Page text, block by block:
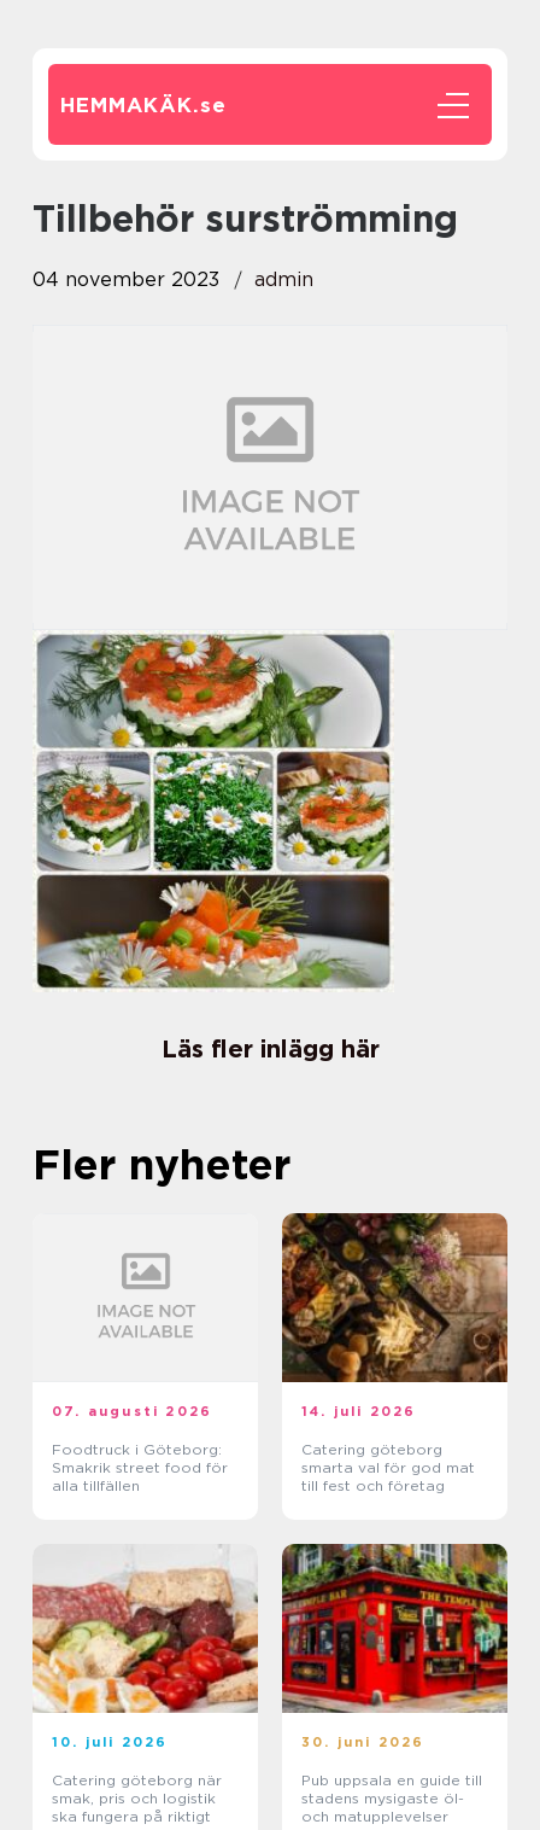
HEMMAKÄK.se
tillbehör surströmming
04 november 2023 admin
Läs fler inlägg här
Fler nyheter
07. augusti 2026
Foodtruck i Göteborg:
Smakrik street food för
alla tillfällen
14. juli 2026
Catering göteborg
smarta val för god mat
till fest och företag
10. juli 2026
Catering göteborg när
smak, pris och logistik
ska fungera på riktigt
30. juni 2026
Pub uppsala en guide till
stadens mysigaste öl-
och matupplevelser